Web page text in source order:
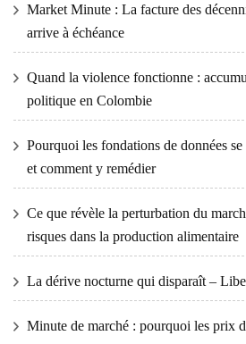
Market Minute : La facture des
arrive à échéance
Quand la violence fonctionne :
politique en Colombie
Pourquoi les fondations de données
et comment y remédier
Ce que révèle la perturbation du
risques dans la production alimentaire
La dérive nocturne qui disparaît –
Minute de marché : pourquoi les prix